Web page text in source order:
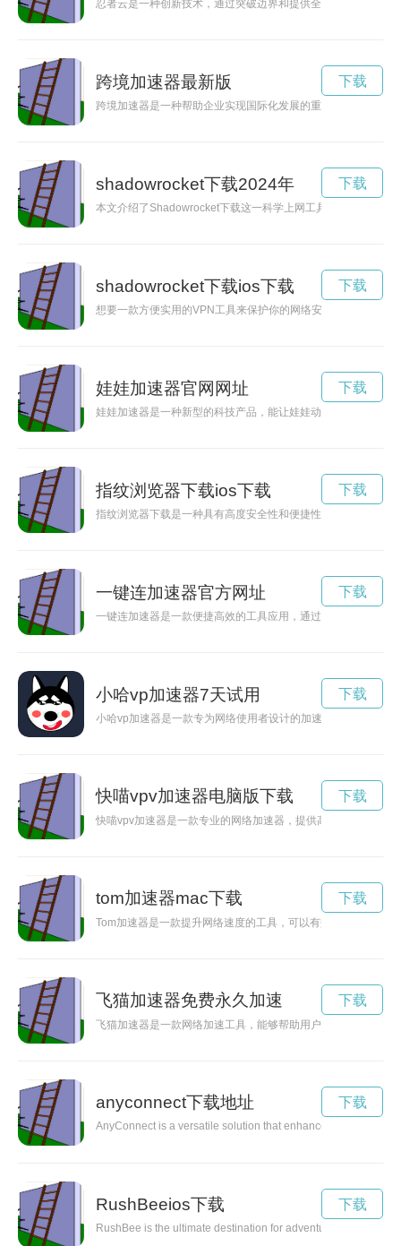
忍者云是一种创新技术，通过突破边界和提供全球合作平台，
跨境加速器最新版
跨境加速器是一种帮助企业实现国际化发展的重要工具，通过
下载
shadowrocket下载2024年
本文介绍了Shadowrocket下载这一科学上网工具的重要性以及
下载
shadowrocket下载ios下载
想要一款方便实用的VPN工具来保护你的网络安全吗？
下载
娃娃加速器官网网址
娃娃加速器是一种新型的科技产品，能让娃娃动作更加生动、
下载
指纹浏览器下载ios下载
指纹浏览器下载是一种具有高度安全性和便捷性的新型浏览器
下载
一键连加速器官方网址
一键连加速器是一款便捷高效的工具应用，通过提供稳定的加
下载
小哈vp加速器7天试用
小哈vp加速器是一款专为网络使用者设计的加速工具，能够有
下载
快喵vpv加速器电脑版下载
快喵vpv加速器是一款专业的网络加速器，提供高速、稳定的网
下载
tom加速器mac下载
Tom加速器是一款提升网络速度的工具，可以有效地加快网页
下载
飞猫加速器免费永久加速
飞猫加速器是一款网络加速工具，能够帮助用户解决网络卡顿
下载
anyconnect下载地址
AnyConnect is a versatile solution that enhances
下载
RushBeeios下载
RushBee is the ultimate destination for adventure seekers
下载